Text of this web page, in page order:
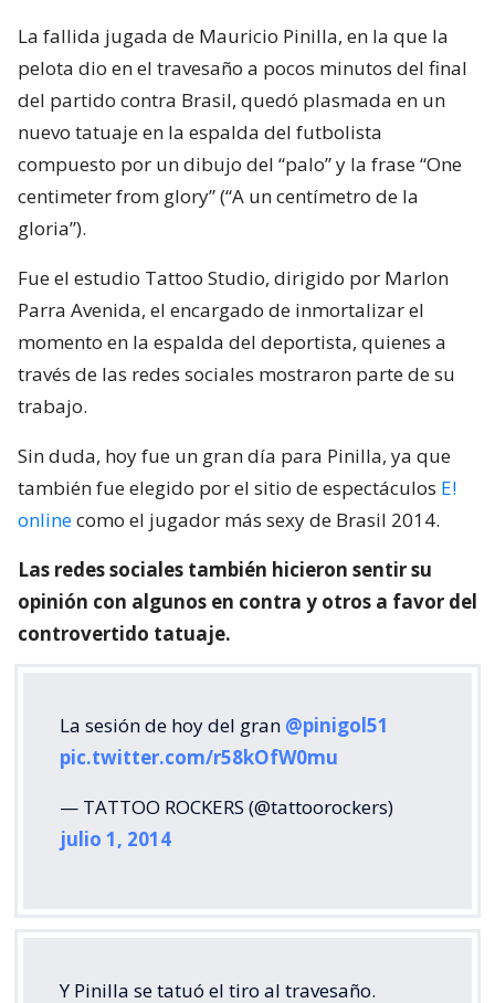
La fallida jugada de Mauricio Pinilla, en la que la
pelota dio en el travesaño a pocos minutos del final
del partido contra Brasil, quedó plasmada en un
nuevo tatuaje en la espalda del futbolista
compuesto por un dibujo del “palo” y la frase “One
centimeter from glory” (“A un centímetro de la
gloria”).
Fue el estudio Tattoo Studio, dirigido por Marlon
Parra Avenida, el encargado de inmortalizar el
momento en la espalda del deportista, quienes a
través de las redes sociales mostraron parte de su
trabajo.
Sin duda, hoy fue un gran día para Pinilla, ya que
también fue elegido por el sitio de espectáculos E!
onlinecomo el jugador más sexy de Brasil 2014.
Las redes sociales también hicieron sentir su
opinión con algunos en contra y otros a favor del
controvertido tatuaje.
La sesión de hoy del gran @pinigol51
pic.twitter.com/r58kOfW0mu
— TATTOO ROCKERS (@tattoorockers)
julio 1, 2014
Y Pinilla se tatuó el tiro al travesaño.